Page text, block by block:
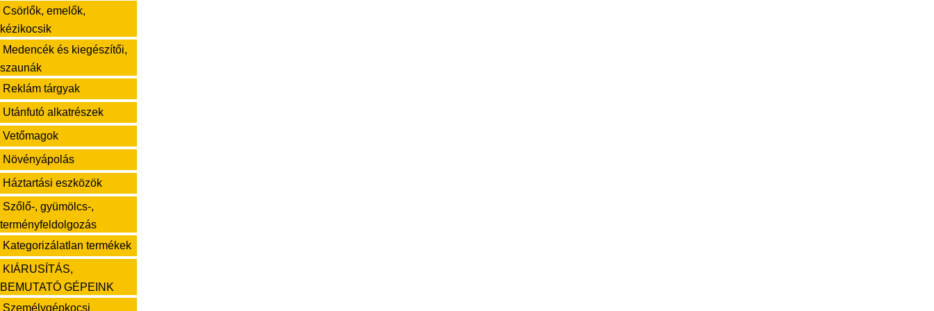
Csörlők, emelők,
kézikocsik
Medencék és kiegészítői,
szaunák
Reklám tárgyak
Utánfutó alkatrészek
Vetőmagok
Növényápolás
Háztartási eszközök
Szőlő-, gyümölcs-,
terményfeldolgozás
Kategorizálatlan termékek
KIÁRUSÍTÁS,
BEMUTATÓ GÉPEINK
Személygépkocsi